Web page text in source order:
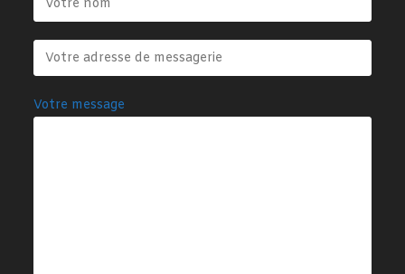
Votre message